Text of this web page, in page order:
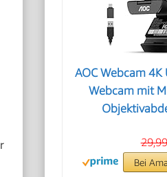
AOC Webcam 4K
Webcam mit
Bei